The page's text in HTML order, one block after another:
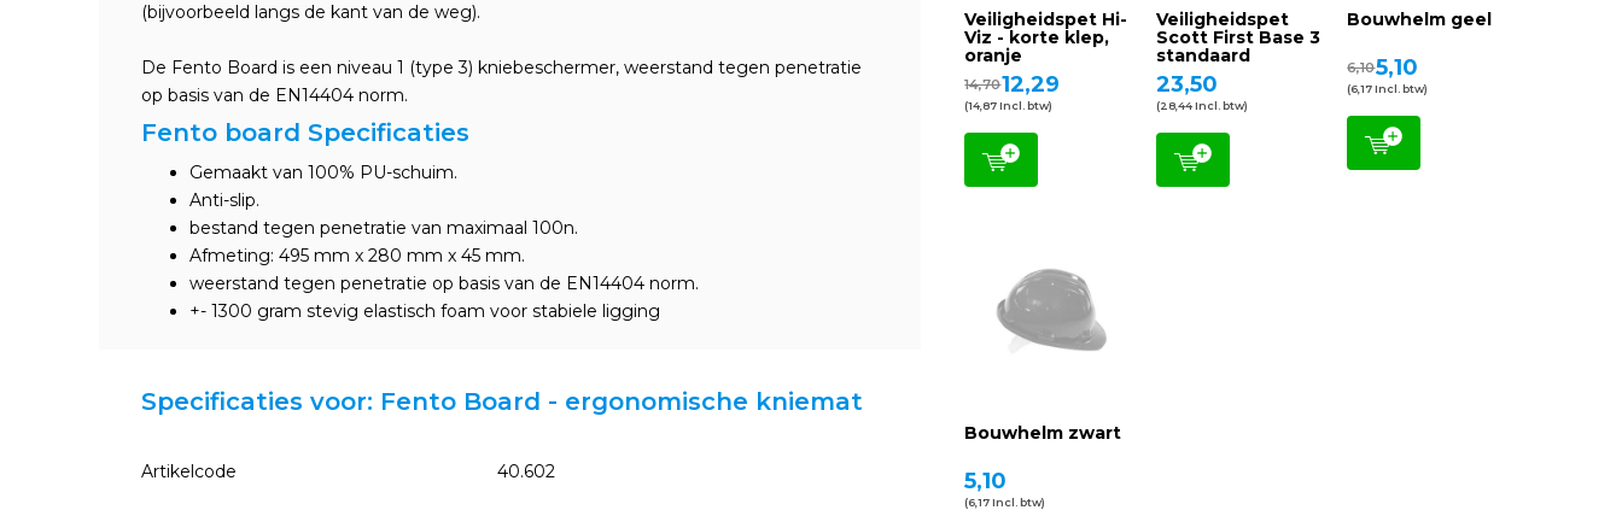
(bijvoorbeeld langs de kant van de weg).
De Fento Board is een niveau 1 (type 3) kniebeschermer, weerstand tegen penetratie
op basis van de EN14404 norm.
Fento board Specificaties
Gemaakt van 100% PU-schuim.
Anti-slip.
bestand tegen penetratie van maximaal 100n.
Afmeting: 495 mm x 280 mm x 45 mm.
weerstand tegen penetratie op basis van de EN14404 norm.
+- 1300 gram stevig elastisch foam voor stabiele ligging
Specificaties voor: Fento Board - ergonomische kniemat
Artikelcode 40.602
Veiligheidspet Hi-
Viz - korte klep,
oranje
14,7012,29
(14,87 Incl. btw)
Veiligheidspet
Scott First Base 3
standaard
23,50
(28,44 Incl. btw)
Bouwhelm geel
6,105,10
(6,17 Incl. btw)
Bouwhelm zwart
5,10
(6,17 Incl. btw)